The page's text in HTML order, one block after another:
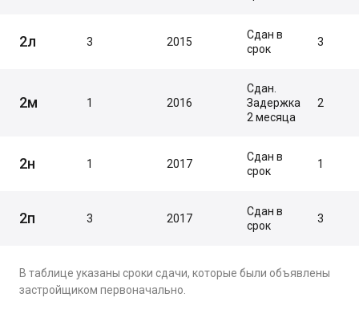
2л 3 2015
Сдан в
срок
3
2м 1 2016
Сдан.
Задержка
2 месяца
2
2н 1 2017
Сдан в
срок
1
2п 3 2017
Сдан в
срок
3
В таблице указаны сроки сдачи, которые были объявлены
застройщиком первоначально.